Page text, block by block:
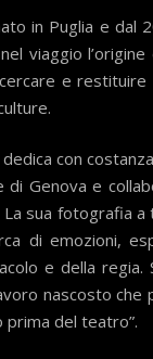
in Puglia e dal
viaggio
e
con
di Genova e
La sua fotografia
di emozioni,
e della regia.
nascosto che
prima del teatro”.